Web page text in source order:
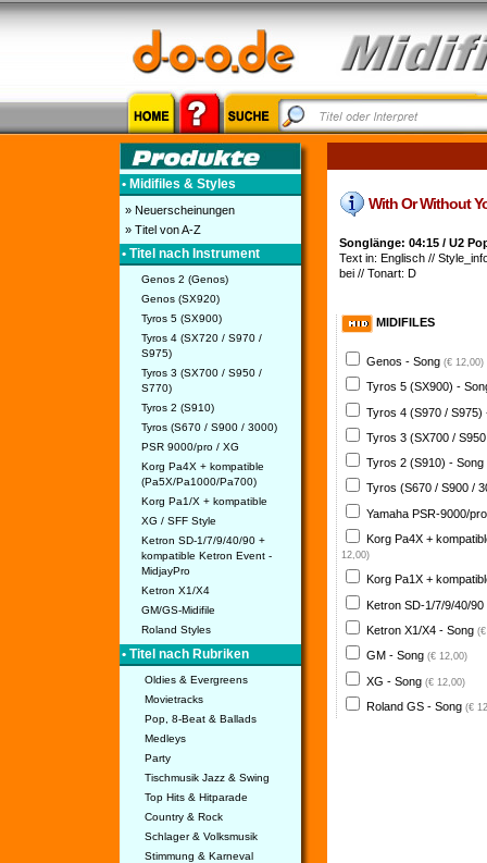
• Midifiles & Styles
» Neuerscheinungen
» Titel von A-Z
• Titel nach Instrument
Genos 2 (Genos)
Genos (SX920)
Tyros 5 (SX900)
Tyros 4 (SX720 / S970 /
S975)
Tyros 3 (SX700 / S950 /
S770)
Tyros 2 (S910)
Tyros (S670 / S900 / 3000)
PSR 9000/pro / XG
Korg Pa4X + kompatible
(Pa5X/Pa1000/Pa700)
Korg Pa1/X + kompatible
XG / SFF Style
Ketron SD-1/7/9/40/90 +
kompatible Ketron Event -
MidjayPro
Ketron X1/X4
GM/GS-Midifile
Roland Styles
• Titel nach Rubriken
Oldies & Evergreens
Movietracks
Pop, 8-Beat & Ballads
Medleys
Party
Tischmusik Jazz & Swing
Top Hits & Hitparade
Country & Rock
Schlager & Volksmusik
Stimmung & Karneval
With Or Without
Songlänge: 04:15 / U2
Text in: Englisch //
bei // Tonart: D
MIDIFILES
Genos - Song (€ 12,00)
Tyros 5 (SX900) -
Tyros 4 (S970 /
Tyros 3 (SX700 /
Tyros 2 (S910) - Song
Tyros (S670 / S900 /
Yamaha PSR-9000/
Korg Pa4X +
12,00)
Korg Pa1X +
Ketron SD-1/7/9/40/
Ketron X1/X4 - Song
GM - Song (€ 12,00)
XG - Song (€ 12,00)
Roland GS - Song (€